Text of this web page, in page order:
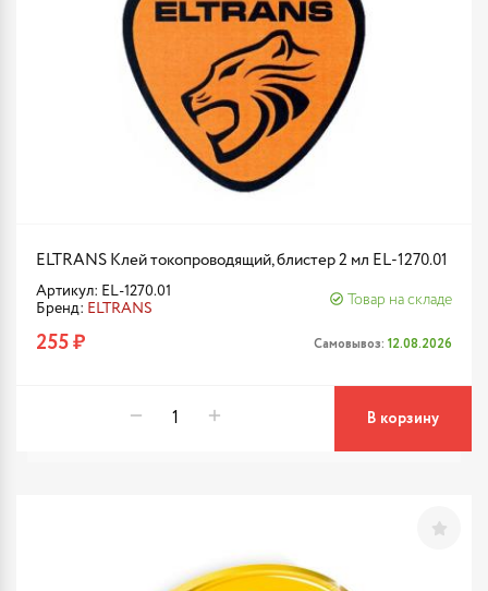
ELTRANS Клей токопроводящий, блистер 2 мл EL-1270.01
Артикул: EL-1270.01
Бренд: ELTRANS
Товар на складе
255 ₽ Самовывоз: 12.08.2026
В корзину